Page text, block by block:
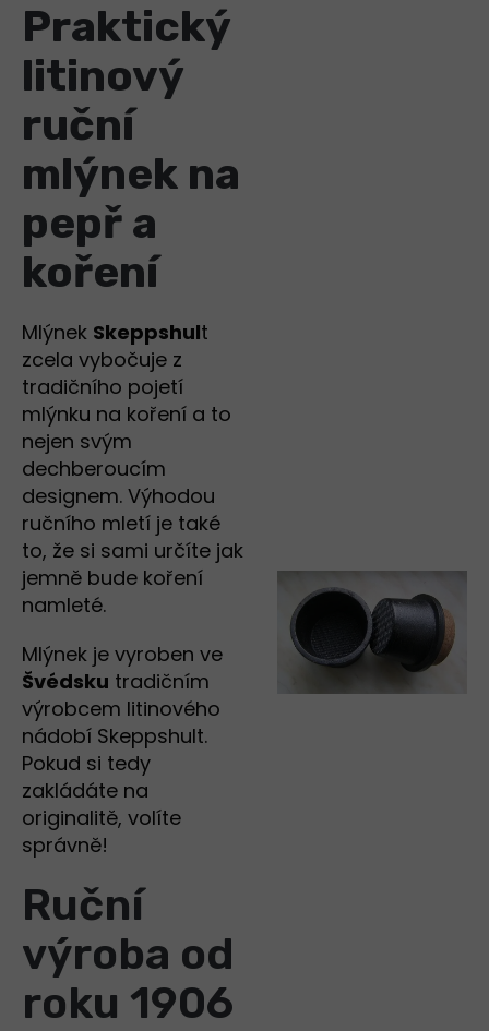
Praktický
litinový
ruční
mlýnek na
pepř a
koření
Mlýnek Skeppshult
zcela vybočuje z
tradičního pojetí
mlýnku na koření a to
nejen svým
dechberoucím
designem. Výhodou
ručního mletí je také
to, že si sami určíte jak
jemně bude koření
namleté.
Mlýnek je vyroben ve
Švédsku tradičním
výrobcem litinového
nádobí Skeppshult.
Pokud si tedy
zakládáte na
originalitě, volíte
správně!
Ruční
výroba od
roku 1906